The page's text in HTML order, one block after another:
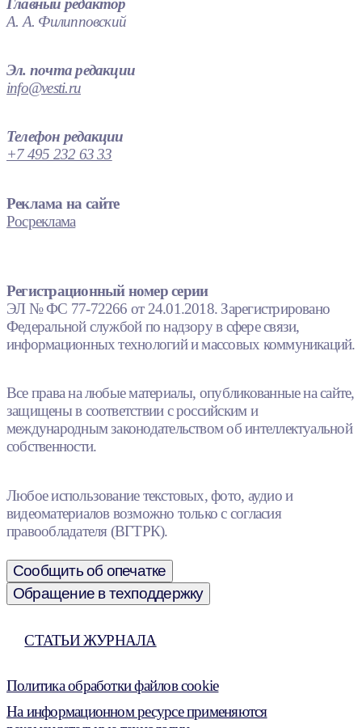
А. А. Филипповский
Эл. почта редакции
info@vesti.ru
Телефон редакции
+7 495 232 63 33
Реклама на сайте
Росреклама
Регистрационный номер серии
ЭЛ № ФС 77-72266 от 24.01.2018. Зарегистрировано
Федеральной службой по надзору в сфере связи,
информационных технологий и массовых коммуникаций.
Все права на любые материалы, опубликованные на сайте,
защищены в соответствии с российским и
международным законодательством об интеллектуальной
собственности.
Любое использование текстовых, фото, аудио и
видеоматериалов возможно только с согласия
правообладателя (ВГТРК).
Сообщить об опечатке
Обращение в техподдержку
СТАТЬИ ЖУРНАЛА
Политика обработки файлов cookie
На информационном ресурсе применяются